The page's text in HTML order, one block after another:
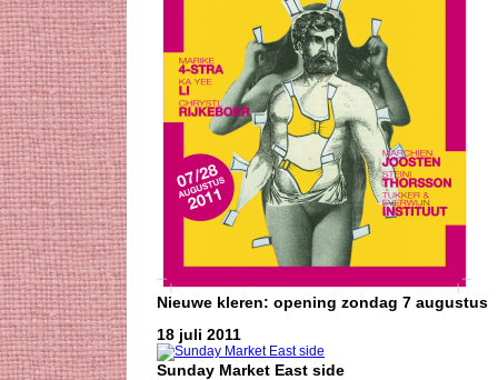
Nieuwe kleren: opening zondag 7 augustus
18 juli 2011
Sunday Market East side